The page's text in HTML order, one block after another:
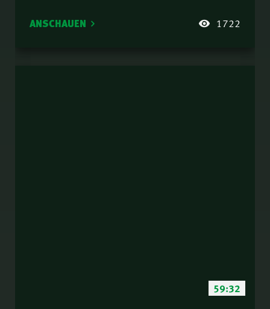
ANSCHAUEN 1722
59:32